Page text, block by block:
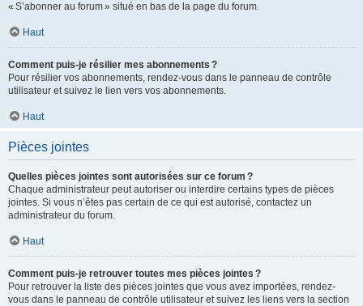
« S’abonner au forum » situé en bas de la page du forum.
Haut
Comment puis-je résilier mes abonnements ?
Pour résilier vos abonnements, rendez-vous dans le panneau de contrôle
utilisateur et suivez le lien vers vos abonnements.
Haut
Pièces jointes
Quelles pièces jointes sont autorisées sur ce forum ?
Chaque administrateur peut autoriser ou interdire certains types de pièces
jointes. Si vous n’êtes pas certain de ce qui est autorisé, contactez un
administrateur du forum.
Haut
Comment puis-je retrouver toutes mes pièces jointes ?
Pour retrouver la liste des pièces jointes que vous avez importées, rendez-
vous dans le panneau de contrôle utilisateur et suivez les liens vers la section